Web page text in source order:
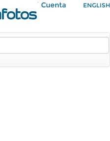
Mi Cuenta ENGLISH